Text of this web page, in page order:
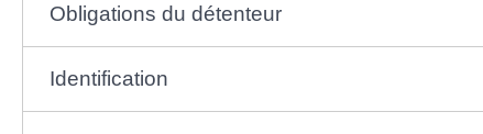
Obligations du détenteur
Identification